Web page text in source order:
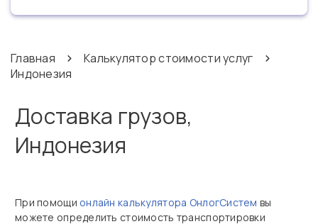
Главная
Калькулятор стоимости услуг
Индонезия
Доставка грузов,
Индонезия
При помощи онлайн калькулятора ОнлогСистем вы
можете определить стоимость транспортировки